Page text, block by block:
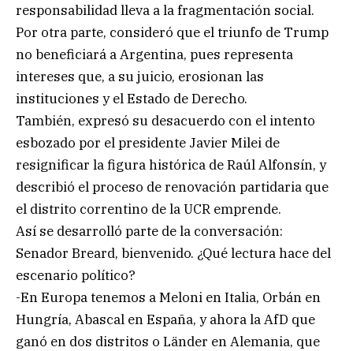
responsabilidad lleva a la fragmentación social.
Por otra parte, consideró que el triunfo de Trump
no beneficiará a Argentina, pues representa
intereses que, a su juicio, erosionan las
instituciones y el Estado de Derecho.
También, expresó su desacuerdo con el intento
esbozado por el presidente Javier Milei de
resignificar la figura histórica de Raúl Alfonsín, y
describió el proceso de renovación partidaria que
el distrito correntino de la UCR emprende.
Así se desarrolló parte de la conversación:
Senador Breard, bienvenido. ¿Qué lectura hace del
escenario político?
-En Europa tenemos a Meloni en Italia, Orbán en
Hungría, Abascal en España, y ahora la AfD que
ganó en dos distritos o Länder en Alemania, que